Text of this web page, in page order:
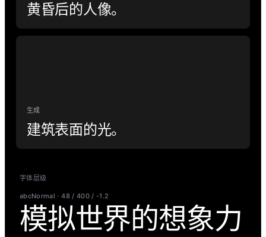
黄昏后的人像。
生成
建筑表面的光。
字体层级
abcNormal · 48 / 400 / -1.2
模拟世界的想象力